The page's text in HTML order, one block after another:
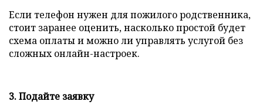
Если телефон нужен для пожилого родственника,
стоит заранее оценить, насколько простой будет
схема оплаты и можно ли управлять услугой без
сложных онлайн-настроек.
3. Подайте заявку